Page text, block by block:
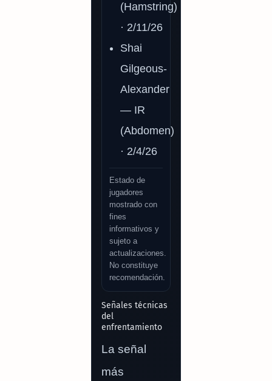
(Hamstring)
· 2/11/26
Shai
Gilgeous-
Alexander
— IR
(Abdomen)
· 2/4/26
Estado de
jugadores
mostrado con
fines
informativos y
sujeto a
actualizaciones.
No constituye
recomendación.
Señales técnicas
del
enfrentamiento
La señal
más